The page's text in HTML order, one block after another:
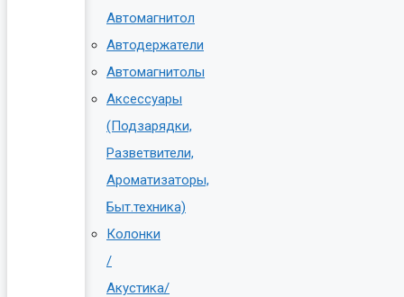
Автомагнитол
Автодержатели
Автомагнитолы
Аксессуары
(Подзарядки,
Разветвители,
Ароматизаторы,
Быт.техника)
Колонки
/
Акустика/